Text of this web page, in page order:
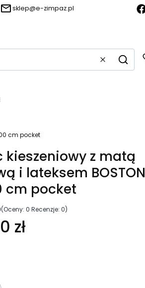
sklep@e-zimpaz.pl
WyczyśćSzukaj
cm pocket
kieszeniowy z matą
i lateksem BOSTON
cm pocket
(Oceny: 0 Recenzje: 0)
zł